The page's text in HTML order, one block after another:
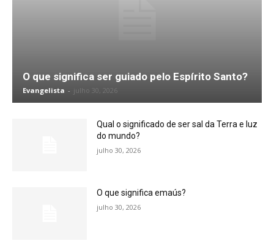
O que significa ser guiado pelo Espírito Santo?
Evangelista - julho 30, 2026
Qual o significado de ser sal da Terra e luz
do mundo?
julho 30, 2026
O que significa emaús?
julho 30, 2026